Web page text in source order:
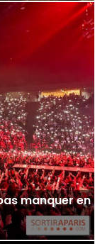
manquer en